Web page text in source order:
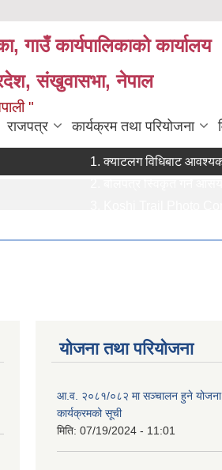
गाउँ कार्यपालिकाको कार्यालय
संखुवासभा, नेपाल
"
राजपत्र कार्यक्रम तथा परियोजना
क्याटलग विधिबाट आवश्यक
योजना तथा परियोजना
आ.व. २०८१/०८२ मा सञ्चालन हुने
कार्यक्रमको सूची
मिति: 07/19/2024 - 11:01